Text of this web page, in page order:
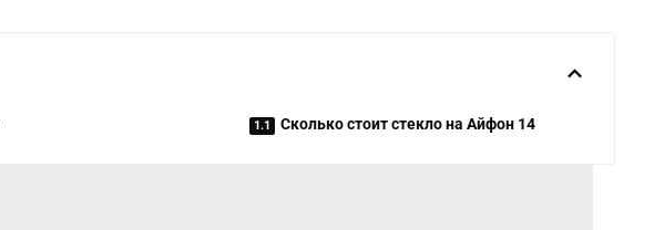
Сколько стоит стекло на Айфон 14